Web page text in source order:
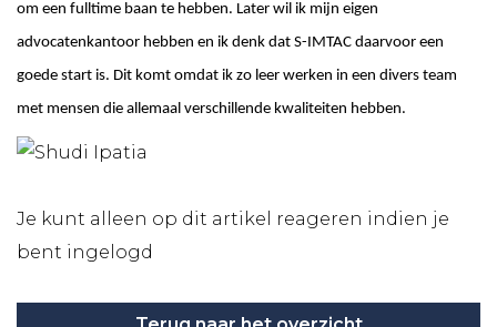
om een fulltime baan te hebben. Later wil ik mijn eigen
advocatenkantoor hebben en ik denk dat S-IMTAC daarvoor een
goede start is. Dit komt omdat ik zo leer werken in een divers team
met mensen die allemaal verschillende kwaliteiten hebben.
Je kunt alleen op dit artikel reageren indien je
bent ingelogd